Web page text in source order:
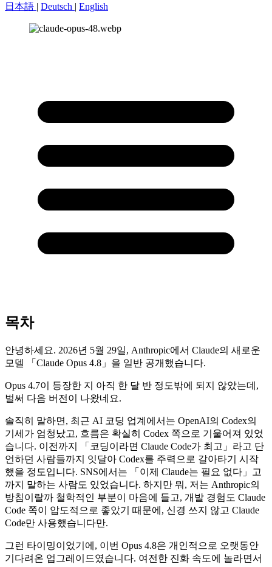
日本語 | Deutsch | English
목차
안녕하세요. 2026년 5월 29일, Anthropic에서 Claude의 새로운
모델 「Claude Opus 4.8」을 일반 공개했습니다.
Opus 4.7이 등장한 지 아직 한 달 반 정도밖에 되지 않았는데,
벌써 다음 버전이 나왔네요.
솔직히 말하면, 최근 AI 코딩 업계에서는 OpenAI의 Codex의
기세가 엄청났고, 흐름은 확실히 Codex 쪽으로 기울어져 있었
습니다. 이전까지 「코딩이라면 Claude Code가 최고」라고 단
언하던 사람들까지 잇달아 Codex를 주력으로 갈아타기 시작
했을 정도입니다. SNS에서는 「이제 Claude는 필요 없다」고
까지 말하는 사람도 있었습니다. 하지만 뭐, 저는 Anthropic의
방침이랄까 철학적인 부분이 마음에 들고, 개발 경험도 Claude
Code 쪽이 압도적으로 좋았기 때문에, 신경 쓰지 않고 Claude
Code만 사용했습니다만.
그런 타이밍이었기에, 이번 Opus 4.8은 개인적으로 오랫동안
기다려온 업그레이드였습니다. 여전한 진화 속도에 놀라면서